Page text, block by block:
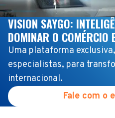
VISION SAYGO:
DOMINAR O COMÉRCIO
Uma plataforma
especialistas, para
internacional.
Fale com o